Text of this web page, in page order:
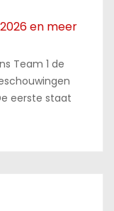
en meer
Team 1 de
eerste staat